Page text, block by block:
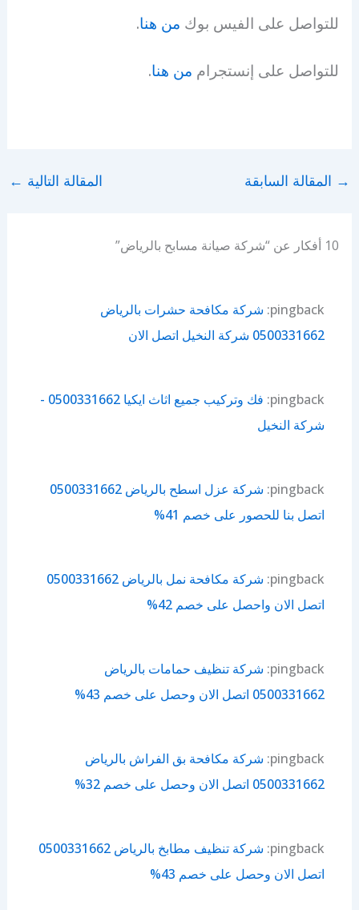
للتواصل على الفيس بوك من هنا.
للتواصل على إنستجرام من هنا.
→ المقالة السابقة المقالة التالية ←
10 أفكار عن “شركة صيانة مسابح بالرياض”
pingback: شركة مكافحة حشرات بالرياض
0500331662‬ شركة النخيل اتصل الان
pingback:
‏فك وتركيب جميع اثاث ايكيا 0500331662 -
شركة النخيل
pingback:
شركة عزل اسطح بالرياض 0500331662
اتصل بنا للحصور على خصم 41%
pingback:
شركة مكافحة نمل بالرياض 0500331662
اتصل الان واحصل على خصم 42%
pingback: شركة تنظيف حمامات بالرياض
0500331662 اتصل الان وحصل على خصم 43%
pingback: شركة مكافحة بق الفراش بالرياض
0500331662 اتصل الان وحصل على خصم 32%
pingback:
شركة تنظيف مطابخ بالرياض 0500331662
اتصل الان وحصل على خصم 43%